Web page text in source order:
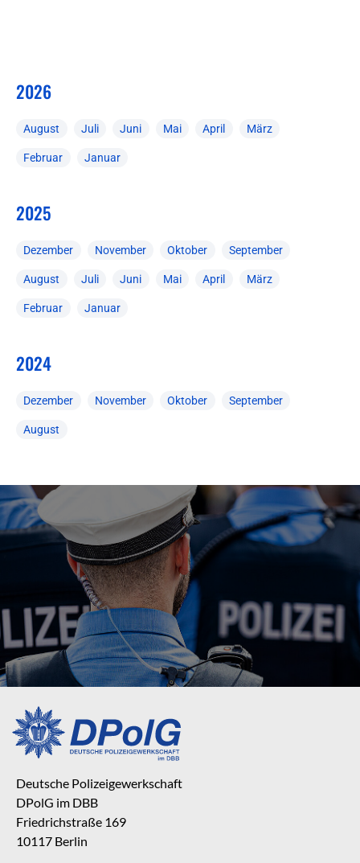
2026
August Juli Juni Mai April März
Februar Januar
2025
Dezember November Oktober September
August Juli Juni Mai April März
Februar Januar
2024
Dezember November Oktober September
August
Deutsche Polizeigewerkschaft
DPolG im DBB
Friedrichstraße 169
10117 Berlin